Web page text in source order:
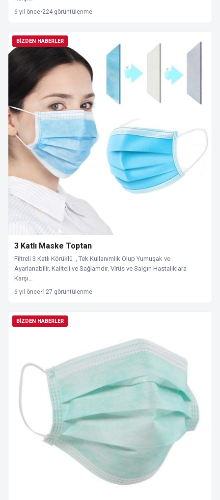
6 yıl önce•224 görüntülenme
BIZDEN HABERLER
3 Katlı Maske Toptan
Filtreli 3 Katlı Körüklü , Tek Kullanımlık Olup Yumuşak ve
Ayarlanabilir. Kaliteli ve Sağlamdır. Virüs ve Salgın Hastalıklara
Karşı…
6 yıl önce•127 görüntülenme
BIZDEN HABERLER